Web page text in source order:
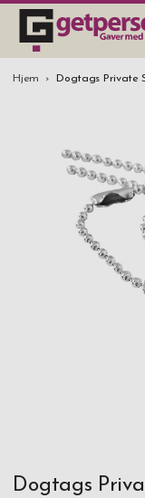
GAVER &
GAVETIPS
JULEGAVETIPS
Hjem Dogtags Private
Dogtags